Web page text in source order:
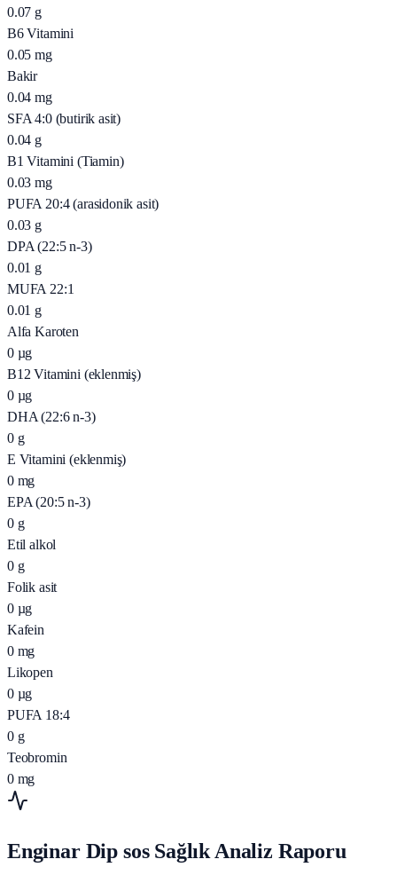
0.07 g
B6 Vitamini
0.05 mg
Bakir
0.04 mg
SFA 4:0 (butirik asit)
0.04 g
B1 Vitamini (Tiamin)
0.03 mg
PUFA 20:4 (arasidonik asit)
0.03 g
DPA (22:5 n-3)
0.01 g
MUFA 22:1
0.01 g
Alfa Karoten
0 µg
B12 Vitamini (eklenmiş)
0 µg
DHA (22:6 n-3)
0 g
E Vitamini (eklenmiş)
0 mg
EPA (20:5 n-3)
0 g
Etil alkol
0 g
Folik asit
0 µg
Kafein
0 mg
Likopen
0 µg
PUFA 18:4
0 g
Teobromin
0 mg
Enginar Dip sos Sağlık Analiz Raporu